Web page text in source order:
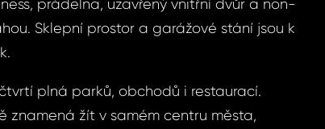
prádelna, uzavřený vnitřní dvůr a non-
Sklepní prostor a garážové stání jsou k
plná parků, obchodů i restaurací.
znamená žít v samém centru města,